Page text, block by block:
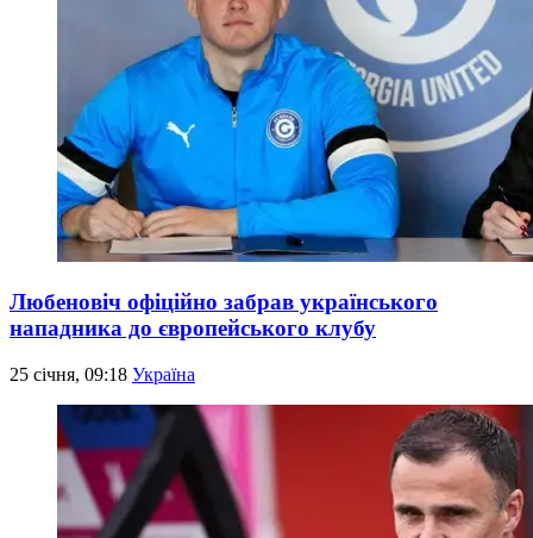
Любеновіч офіційно забрав українського
нападника до європейського клубу
25 січня, 09:18 Україна